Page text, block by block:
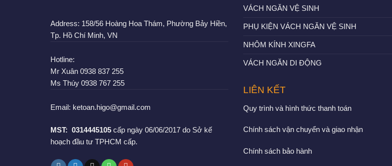
Address: 158/56 Hoàng Hoa Thám, Phường Bảy Hiền,
Tp. Hồ Chí Minh, VN
Hotline:
Mr Xuân 0938 837 255
Ms Thúy 0938 767 255
Email: ketoan.higo@gmail.com
MST: 0314445105 cấp ngày 06/06/2017 do Sở kế
hoạch đầu tư TPHCM cấp.
VÁCH NGĂN VỆ SINH
PHỤ KIỆN VÁCH NGĂN VỆ SINH
NHÔM KÍNH XINGFA
VÁCH NGĂN DI ĐỘNG
LIÊN KẾT
Quy trình và hình thức thanh toán
Chính sách vận chuyển và giao nhận
Chính sách bảo hành